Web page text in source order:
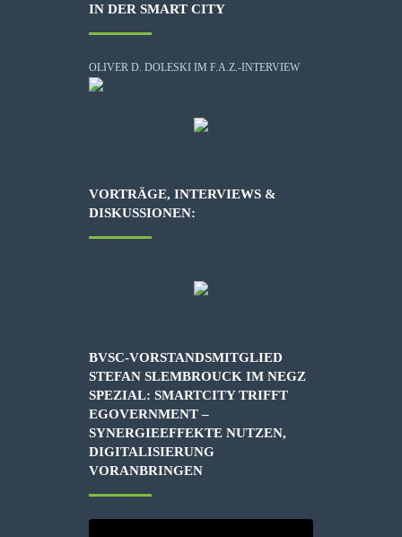
IN DER SMART CITY
OLIVER D. DOLESKI IM F.A.Z.-INTERVIEW
VORTRÄGE, INTERVIEWS &
DISKUSSIONEN:
BVSC-VORSTANDSMITGLIED
STEFAN SLEMBROUCK IM NEGZ
SPEZIAL: SMARTCITY TRIFFT
EGOVERNMENT –
SYNERGIEEFFEKTE NUTZEN,
DIGITALISIERUNG
VORANBRINGEN